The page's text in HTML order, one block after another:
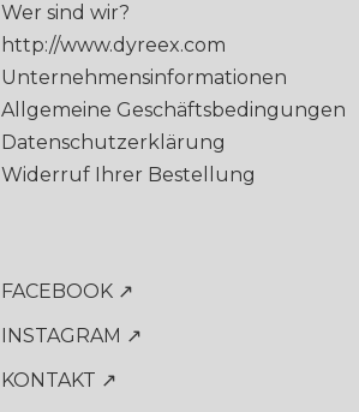
Wer sind wir?
http://www.dyreex.com
Unternehmensinformationen
Allgemeine Geschäftsbedingungen
Datenschutzerklärung
Widerruf Ihrer Bestellung
FACEBOOK ↗
INSTAGRAM ↗
KONTAKT ↗